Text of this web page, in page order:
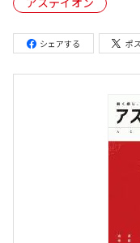
シェアする ポ